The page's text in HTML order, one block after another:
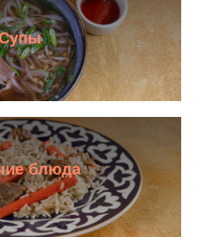
блюда